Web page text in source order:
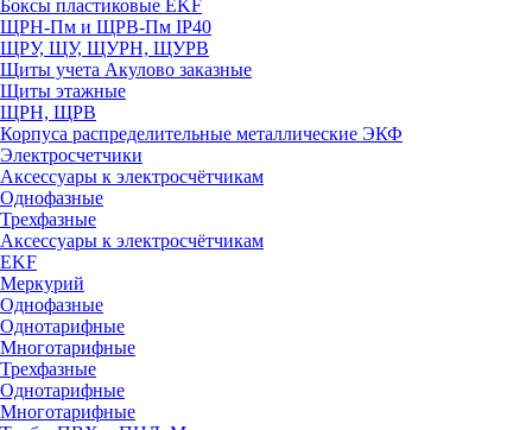
Боксы пластиковые EKF
ЩРН-Пм и ЩРВ-Пм IP40
ЩРУ, ЩУ, ЩУРН, ЩУРВ
Щиты учета Акулово заказные
Щиты этажные
ЩРН, ЩРВ
Корпуса распределительные металлические ЭКФ
Электросчетчики
Аксессуары к электросчётчикам
Однофазные
Трехфазные
Аксессуары к электросчётчикам
EKF
Меркурий
Однофазные
Однотарифные
Многотарифные
Трехфазные
Однотарифные
Многотарифные